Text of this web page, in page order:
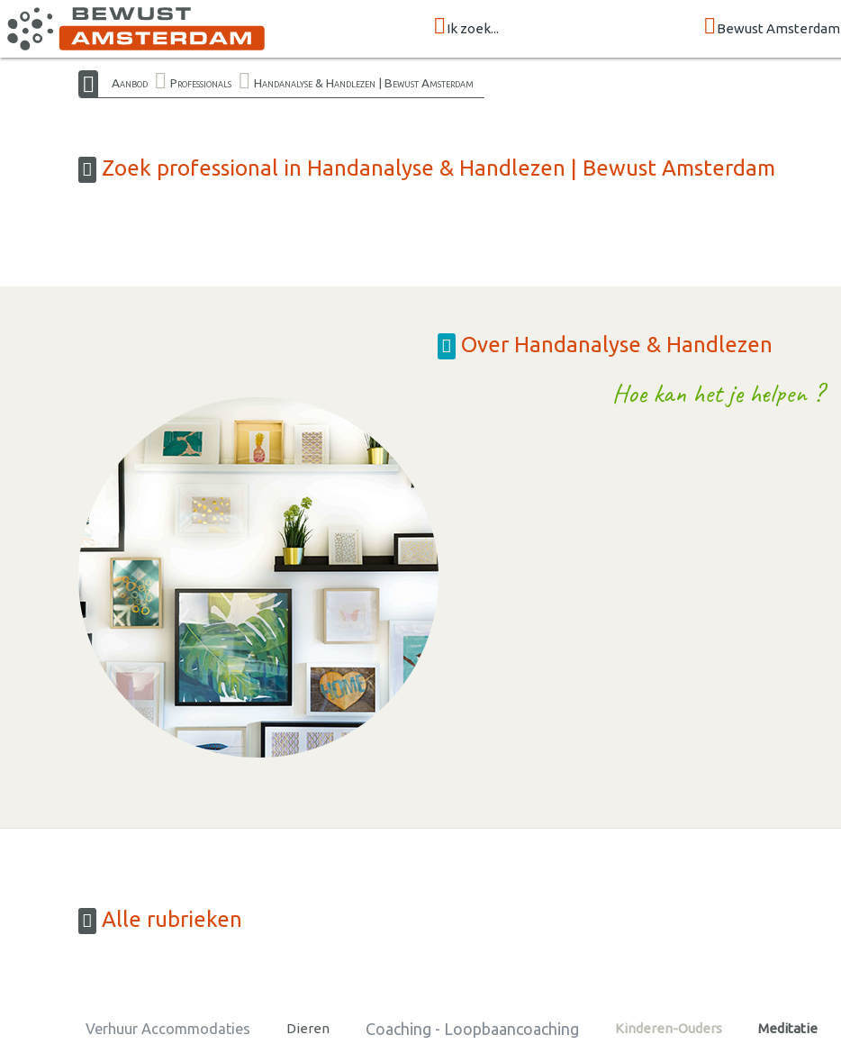
Ik zoek... Bewust Amsterdam
Aanbod Professionals Handanalyse & Handlezen | Bewust Amsterdam
Zoek professional in Handanalyse & Handlezen | Bewust Amsterdam
Over Handanalyse & Handlezen
Hoe kan het je helpen ?
Alle rubrieken
Verhuur Accommodaties Dieren Coaching - Loopbaancoaching Kinderen-Ouders Meditatie